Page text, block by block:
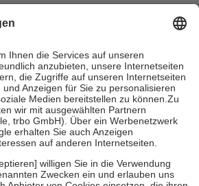
Zuzahlungen in Höhe von zehn
sind jedoch nie mehr als die tatsächlichen
entrichten.
auch für Online-Apotheken.
Krankenpflege beträgt die
der Kosten sowie zehn Euro je
Versicherten für ihre eigene Gesundheit zu
Stellung der Familie zu unterstützen,
an bei:
bis zum vollendeten 18. Lebensjahr